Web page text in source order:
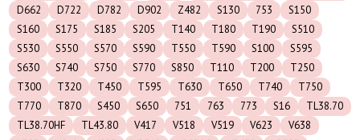
D662
D722 D782 D902 Z482 S130 753
S150
S160
S175 S185 S205 T140 T180 T190
S510
S530
S550 S570 S590 T550 T590 S100
S595
S630
S740 S750 S770 S850 T110 T200
T250
T300
T320 T450 T595 T630 T650 T740
T750
T770
T870 S450 S650 751 763 773 S16
TL38.70
TL38.70HF
TL43.80 V417 V518 V519 V623
V638